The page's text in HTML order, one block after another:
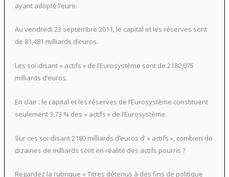
ayant adopté l’euro.
Au vendredi 23 septembre 2011, le capital et les réserves sont
de 81,481 milliards d’euros.
Les soi-disant « actifs » de l’Eurosystème sont de 2180,075
milliards d’euros.
En clair : le capital et les réserves de l’Eurosystème constituent
seulement 3,73 % des « actifs » de l’Eurosystème.
Sur ces soi-disant 2180 milliards d’euros d’ « actifs », combien de
dizaines de milliards sont en réalité des actifs pourris ?
Regardez la rubrique « Titres détenus à des fins de politique